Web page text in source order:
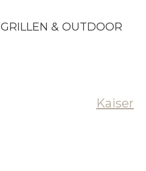
GRILLEN & OUTDOOR
Kaiser